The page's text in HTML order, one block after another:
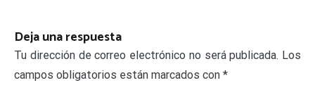
Deja una respuesta
Tu dirección de correo electrónico no será publicada. Los
campos obligatorios están marcados con *